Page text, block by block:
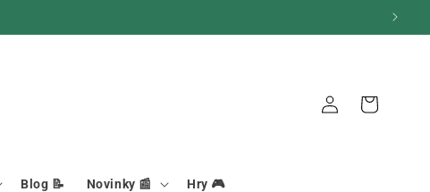
Blog 📝 Novinky 📰 Hry 🎮
Pripojenie Košík